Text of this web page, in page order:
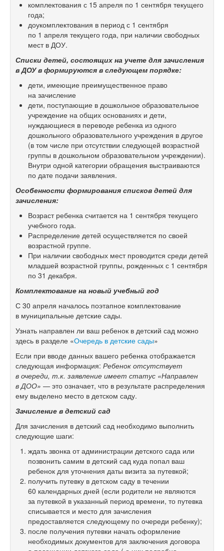
комплектования с 15 апреля по 1 сентября текущего
года;
доукомплектования в период с 1 сентября
по 1 апреля текущего года, при наличии свободных
мест в ДОУ.
Списки детей, состоящих на учете для зачисления
в ДОУ в формируются в следующем порядке:
дети, имеющие преимущественное право
на зачисление
дети, поступающие в дошкольное образовательное
учреждение на общих основаниях и дети,
нуждающиеся в переводе ребенка из одного
дошкольного образовательного учреждения в другое
(в том числе при отсутствии следующей возрастной
группы в дошкольном образовательном учреждении).
Внутри одной категории обращения выстраиваются
по дате подачи заявления.
Особенности формирования списков детей для
зачисления:
Возраст ребенка считается на 1 сентября текущего
учебного года.
Распределение детей осуществляется по своей
возрастной группе.
При наличии свободных мест проводится среди детей
младшей возрастной группы, рожденных с 1 сентября
по 31 декабря.
Комплектование на новый учебный год
С 30 апреля началось поэтапное комплектование
в муниципальные детские сады.
Узнать направлен ли ваш ребенок в детский сад можно
здесь в разделе «Очередь в детские сады»
Если при вводе данных вашего ребенка отображается
следующая информация: Ребенок отсутствует
в очереди, т.к. заявление имеет статус «Направлен
в ДОО» —это означает, что в результате распределения
ему выделено место в детском саду.
Зачисление в детский сад
Для зачисления в детский сад необходимо выполнить
следующие шаги:
ждать звонка от администрации детского сада или
позвонить самим в детский сад куда попал ваш
ребенок для уточнения даты визита за путевкой;
получить путевку в детском саду в течении
60 календарных дней (если родители не являются
за путевкой в указанный период времени, то путевка
списывается и место для зачисления
предоставляется следующему по очереди ребенку);
после получения путевки начать оформление
необходимых документов для заключения договора